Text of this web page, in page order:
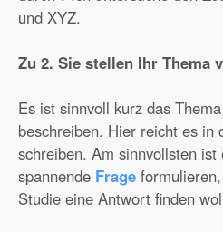
und XYZ.
Zu 2. Sie stellen Ihr Thema
Es ist sinnvoll kurz das
beschreiben. Hier reicht es in
schreiben. Am sinnvollsten
spannende Frage
Studie eine Antwort finden